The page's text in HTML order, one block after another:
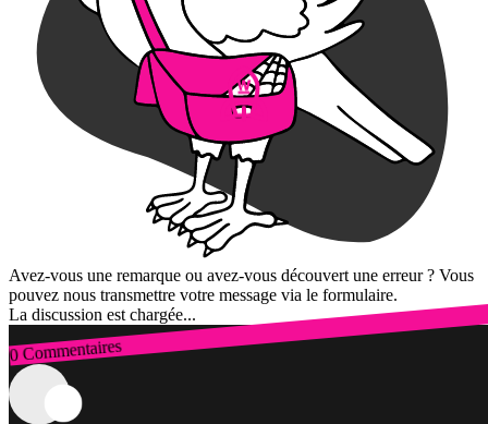
Avez-vous une remarque ou avez-vous découvert une erreur ? Vous
pouvez nous transmettre votre message via le formulaire.
La discussion est chargée...
0 Commentaires
Connexion